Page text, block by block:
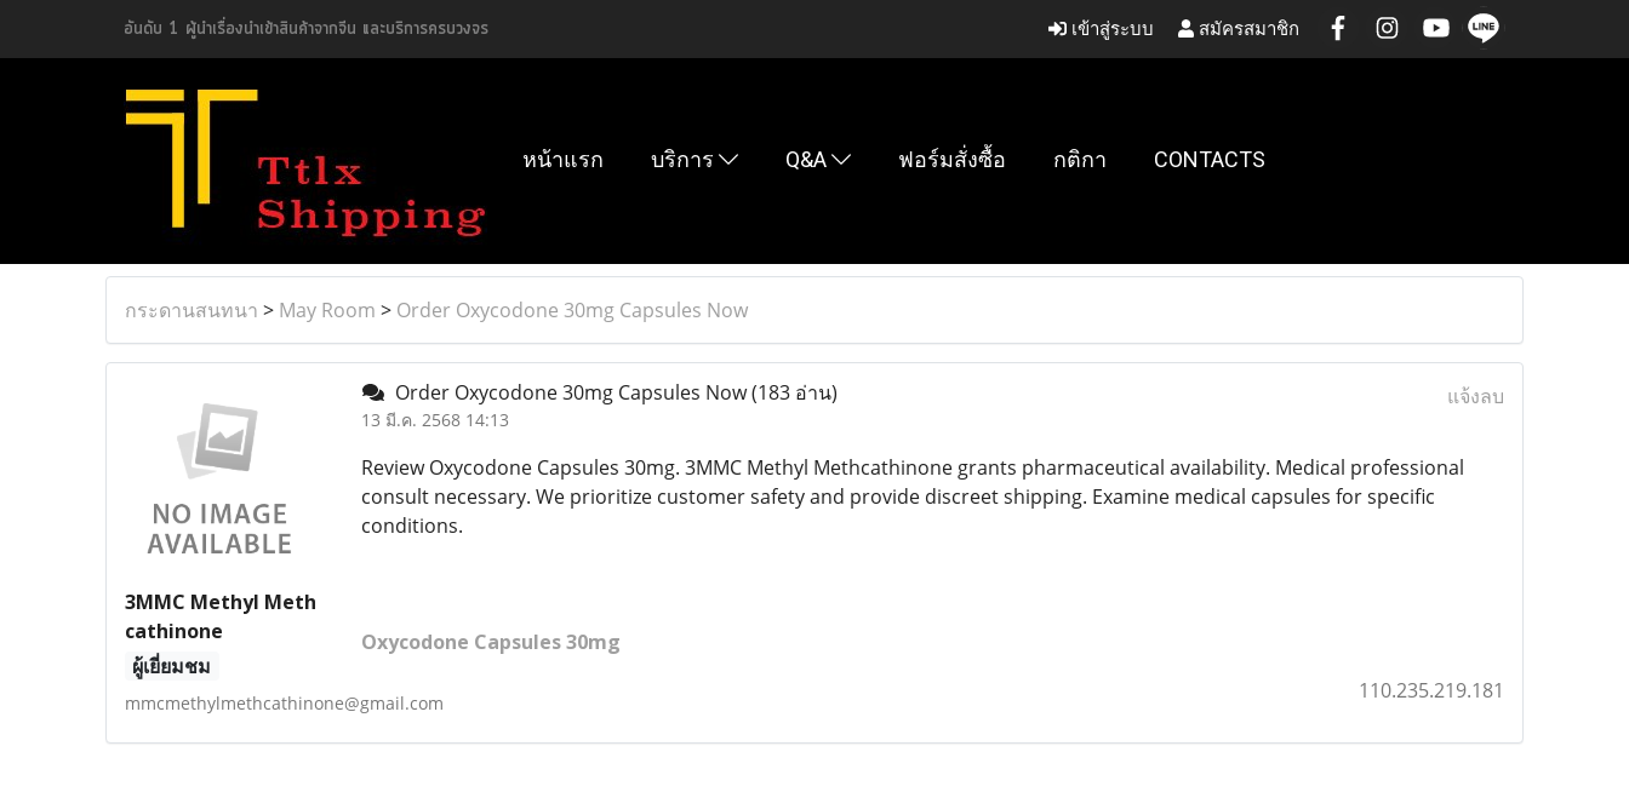
อันดับ 1 ผู้นำเรื่องนำเข้าสินค้าจากจีน และบริการครบวงจร เข้าสู่ระบบ สมัครสมาชิก
หน้าแรก บริการ Q&A ฟอร์มสั่งซื้อ กติกา CONTACTS
กระดานสนทนา > May Room > Order Oxycodone 30mg Capsules Now
3MMC Methyl Meth
cathinone
ผู้เยี่ยมชม
mmcmethylmethcathinone@gmail.com
Order Oxycodone 30mg Capsules Now(183 อ่าน)
13 มี.ค. 2568 14:13
แจ้งลบ
Review Oxycodone Capsules 30mg. 3MMC Methyl Methcathinone grants pharmaceutical availability. Medical professional
consult necessary. We prioritize customer safety and provide discreet shipping. Examine medical capsules for specific
conditions.
Oxycodone Capsules 30mg
110.235.219.181